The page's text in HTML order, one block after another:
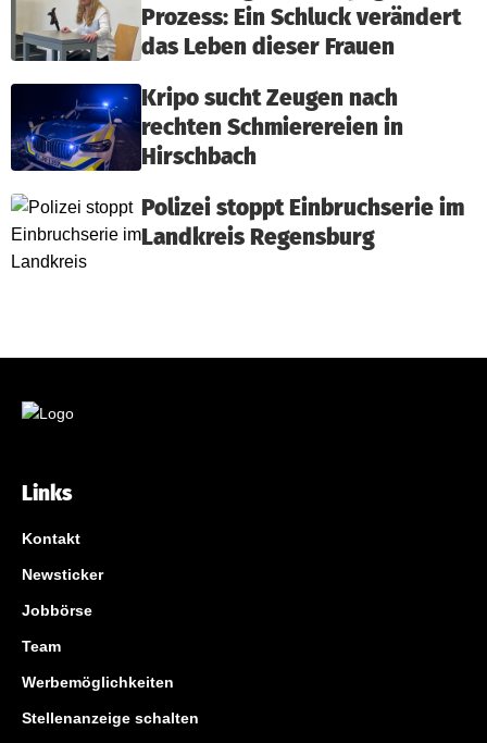
Prozess: Ein Schluck verändert
das Leben dieser Frauen
Kripo sucht Zeugen nach
rechten Schmierereien in
Hirschbach
Polizei stoppt Einbruchserie im
Landkreis Regensburg
Links
Kontakt
Newsticker
Jobbörse
Team
Werbemöglichkeiten
Stellenanzeige schalten